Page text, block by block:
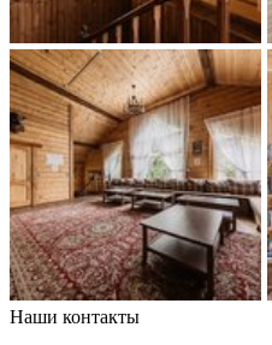
Наши контакты